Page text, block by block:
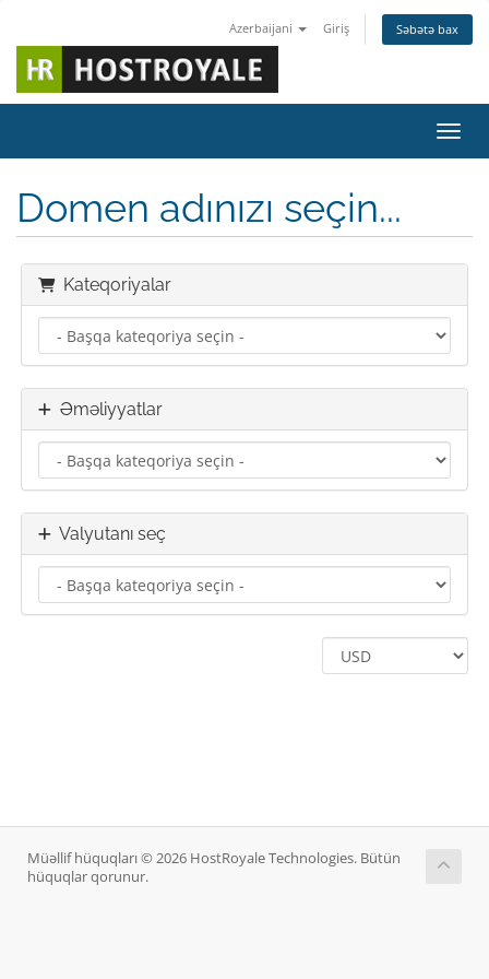
Azerbaijani Giriş Səbətə bax
Domen adınızı seçin...
Kateqoriyalar
Əməliyyatlar
Valyutanı seç
Müəllif hüquqları © 2026 HostRoyale Technologies. Bütün
hüquqlar qorunur.